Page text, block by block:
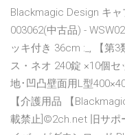
Blackmagic Design キ
003062(中古品) -
ッキ付き 36cm :_, 【第
ス・ネオ 240錠 ×10個セ
地･凹凸壁面用L型
【介護用品 【
載禁止]©2ch.net 旧サポ